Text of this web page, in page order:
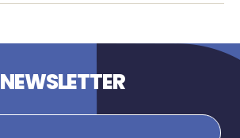
NEWSLETTER